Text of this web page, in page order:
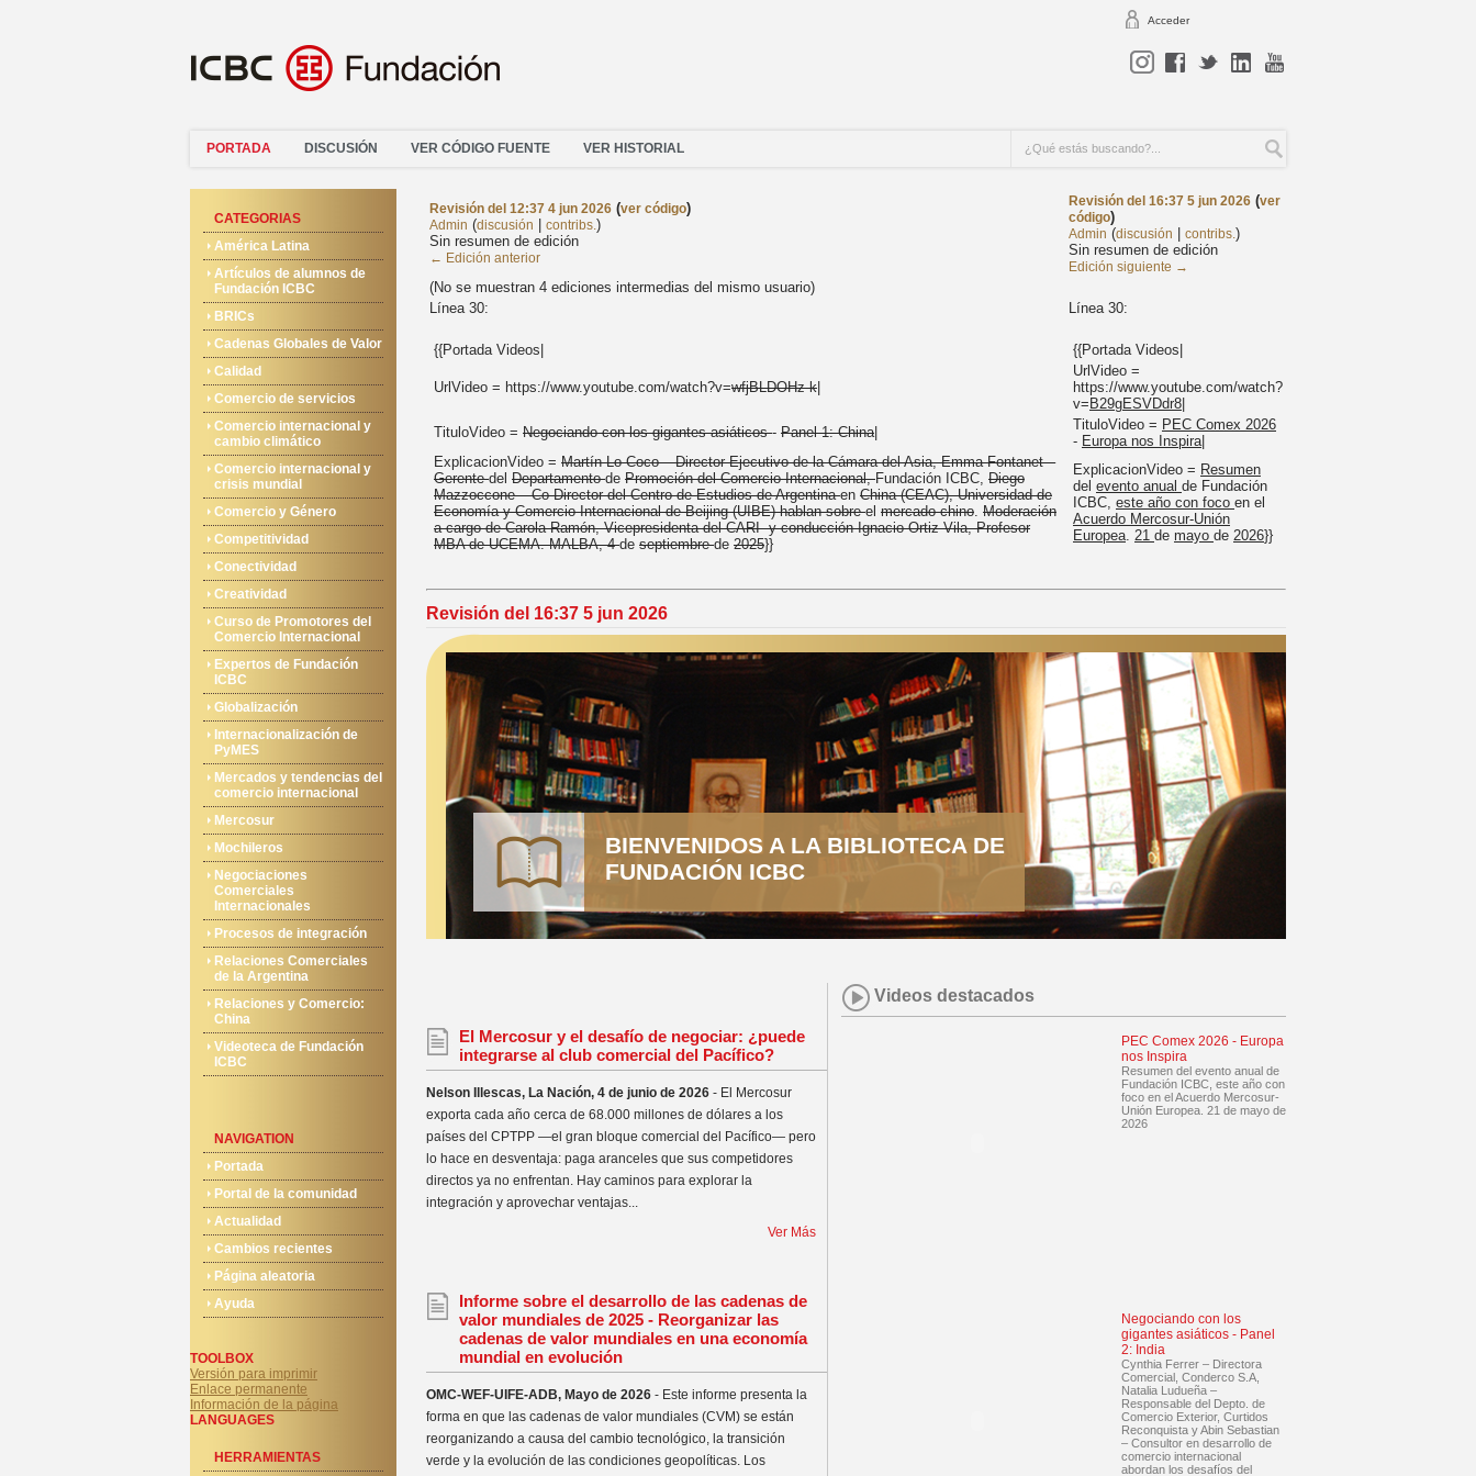
Acceder
PORTADA DISCUSIÓN VER CÓDIGO FUENTE VER HISTORIAL
CATEGORIAS
América Latina
Artículos de alumnos de
Fundación ICBC
BRICs
Cadenas Globales de Valor
Calidad
Comercio de servicios
Comercio internacional y
cambio climático
Comercio internacional y
crisis mundial
Comercio y Género
Competitividad
Conectividad
Creatividad
Curso de Promotores del
Comercio Internacional
Expertos de Fundación
ICBC
Globalización
Internacionalización de
PyMES
Mercados y tendencias del
comercio internacional
Mercosur
Mochileros
Negociaciones
Comerciales
Internacionales
Procesos de integración
Relaciones Comerciales
de la Argentina
Relaciones y Comercio:
China
Videoteca de Fundación
ICBC
NAVIGATION
Portada
Portal de la comunidad
Actualidad
Cambios recientes
Página aleatoria
Ayuda
TOOLBOX
Versión para imprimir
Enlace permanente
Información de la página
LANGUAGES
HERRAMIENTAS
Revisión del 12:37 4 jun 2026 (ver código)
Admin (discusión contribs.)
Sin resumen de edición
← Edición anterior
Revisión del 16:37 5 jun 2026 (ver
código)
Admin (discusión contribs.)
Sin resumen de edición
Edición siguiente →
(No se muestran 4 ediciones intermedias del mismo usuario)
Línea 30:
Línea 30:
{{Portada Videos| {{Portada Videos|
UrlVideo = https://www.youtube.com/watch?v=wfjBLDOHz-k
UrlVideo =
https://www.youtube.com/watch?
v= B29gESVDdr8
TituloVideo = Negociando con los gigantes asiáticos- Panel 1: China| TituloVideo = PEC Comex 2026
- Europa nos Inspira|
ExplicacionVideo = Martín Lo Coco – Director Ejecutivo de la Cámara del Asia, Emma Fontanet –
Gerentedel Departamentode Promoción del Comercio Internacional,Fundación ICBC, Diego
Mazzoccone – Co-Director del Centro de Estudios de Argentinaen China (CEAC), Universidad de
Economía y Comercio Internacional de Beijing (UIBE) hablan sobreel mercado chino. Moderación
a cargo de Carola Ramón, Vicepresidenta del CARI y conducción Ignacio Ortiz Vila, Profesor
MBA de UCEMA. MALBA, 4de septiembrede 2025}}
ExplicacionVideo = Resumen
del evento anual de Fundación
ICBC, este año con foco en el
Acuerdo Mercosur-Unión
Europea. 21 de mayo de 2026}}
Revisión del 16:37 5 jun 2026
BIENVENIDOS A LA BIBLIOTECA DE
FUNDACIÓN ICBC
El Mercosur y el desafío de negociar: ¿puede
integrarse al club comercial del Pacífico?
Nelson Illescas, La Nación, 4 de junio de 2026 - El Mercosur
exporta cada año cerca de 68.000 millones de dólares a los
países del CPTPP —el gran bloque comercial del Pacífico— pero
lo hace en desventaja: paga aranceles que sus competidores
directos ya no enfrentan. Hay caminos para explorar la
integración y aprovechar ventajas...
Ver Más
Informe sobre el desarrollo de las cadenas de
valor mundiales de 2025 - Reorganizar las
cadenas de valor mundiales en una economía
mundial en evolución
OMC-WEF-UIFE-ADB, Mayo de 2026 - Este informe presenta la
forma en que las cadenas de valor mundiales (CVM) se están
reorganizando a causa del cambio tecnológico, la transición
verde y la evolución de las condiciones geopolíticas. Los
Videos destacados
PEC Comex 2026 - Europa
nos Inspira
Resumen del evento anual de
Fundación ICBC, este año con
foco en el Acuerdo Mercosur-
Unión Europea. 21 de mayo de
2026
Negociando con los
gigantes asiáticos - Panel
2: India
Cynthia Ferrer – Directora
Comercial, Conderco S.A,
Natalia Ludueña –
Responsable del Depto. de
Comercio Exterior, Curtidos
Reconquista y Abin Sebastian
– Consultor en desarrollo de
comercio internacional
abordan los desafíos del